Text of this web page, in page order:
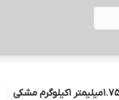
فیلامنت ABS Premium اکستروژن 1.75میلیمتر 1کیلوگرم مشکی